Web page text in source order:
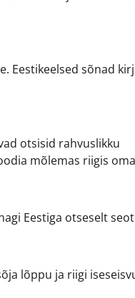
Eestikeelsed sõnad
otsisid rahvuslikku
mõlemas riigis
Eestiga otseselt
lõppu ja riigi